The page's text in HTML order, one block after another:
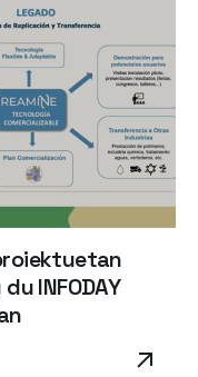
INFODAY